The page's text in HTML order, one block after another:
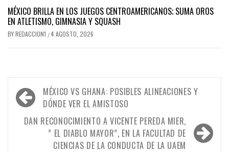
MÉXICO BRILLA EN LOS JUEGOS CENTROAMERICANOS; SUMA OROS
EN ATLETISMO, GIMNASIA Y SQUASH
BYREDACCION1 /4 AGOSTO, 2026
Navegación
de
entradas
MÉXICO VS GHANA: POSIBLES ALINEACIONES Y
DÓNDE VER EL AMISTOSO
DAN RECONOCIMIENTO A VICENTE PEREDA MIER,
” EL DIABLO MAYOR”, EN LA FACULTAD DE
CIENCIAS DE LA CONDUCTA DE LA UAEM